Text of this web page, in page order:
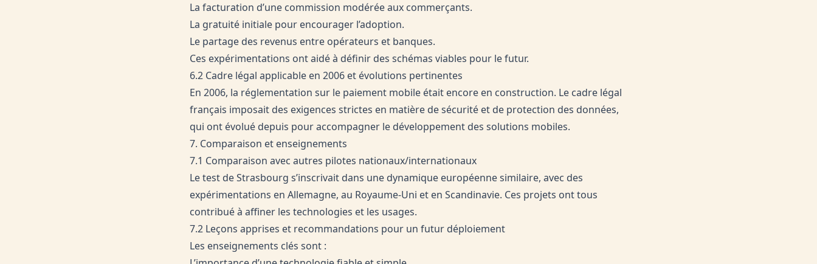
La facturation d’une commission modérée aux commerçants.
La gratuité initiale pour encourager l’adoption.
Le partage des revenus entre opérateurs et banques.
Ces expérimentations ont aidé à définir des schémas viables pour le futur.
6.2 Cadre légal applicable en 2006 et évolutions pertinentes
En 2006, la réglementation sur le paiement mobile était encore en construction. Le cadre légal
français imposait des exigences strictes en matière de sécurité et de protection des données,
qui ont évolué depuis pour accompagner le développement des solutions mobiles.
7. Comparaison et enseignements
7.1 Comparaison avec autres pilotes nationaux/internationaux
Le test de Strasbourg s’inscrivait dans une dynamique européenne similaire, avec des
expérimentations en Allemagne, au Royaume-Uni et en Scandinavie. Ces projets ont tous
contribué à affiner les technologies et les usages.
7.2 Leçons apprises et recommandations pour un futur déploiement
Les enseignements clés sont :